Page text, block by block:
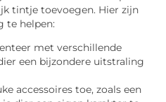
tintje toevoegen. Hier zijn
te helpen:
met verschillende
een bijzondere uitstraling
accessoires toe, zoals een